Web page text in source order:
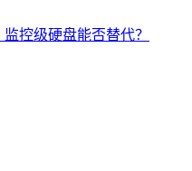
控级硬盘能否替代？